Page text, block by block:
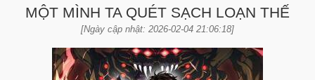
MỘT MÌNH TA QUÉT SẠCH LOẠN THẾ
[Ngày cập nhật: 2026-02-04 21:06:18]